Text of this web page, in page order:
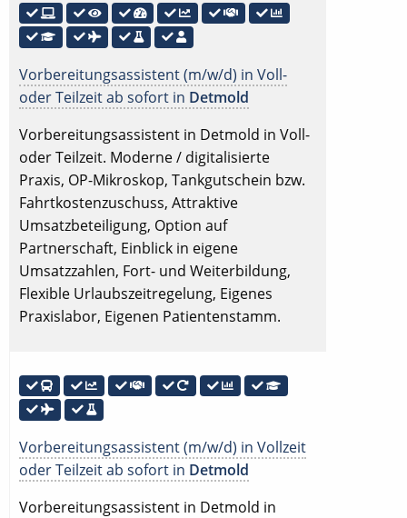
Vorbereitungsassistent (m/w/d) in Voll-
oder Teilzeit ab sofort in Detmold
Vorbereitungsassistent in Detmold in Voll-
oder Teilzeit. Moderne / digitalisierte
Praxis, OP-Mikroskop, Tankgutschein bzw.
Fahrtkostenzuschuss, Attraktive
Umsatzbeteiligung, Option auf
Partnerschaft, Einblick in eigene
Umsatzzahlen, Fort- und Weiterbildung,
Flexible Urlaubszeitregelung, Eigenes
Praxislabor, Eigenen Patientenstamm.
Vorbereitungsassistent (m/w/d) in Vollzeit
oder Teilzeit ab sofort in Detmold
Vorbereitungsassistent in Detmold in